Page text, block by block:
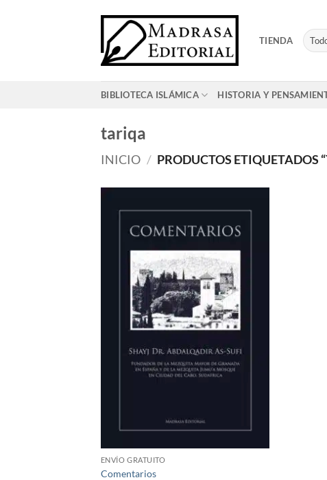
TIENDA
BIBLIOTECA ISLÁMICA HISTORIA Y
tariqa
INICIO / PRODUCTOS ETIQUETADOS
ENVÍO GRATUITO
Comentarios